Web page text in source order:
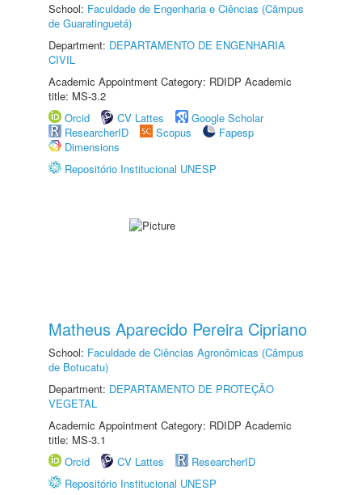
School: Faculdade de Engenharia e Ciências (Câmpus
de Guaratinguetá)
Department: DEPARTAMENTO DE ENGENHARIA
CIVIL
Academic Appointment Category: RDIDP Academic
title: MS-3.2
Orcid
CV Lattes
Google Scholar
ResearcherID
Scopus
Fapesp
Dimensions
Repositório Institucional UNESP
Matheus Aparecido Pereira Cipriano
School: Faculdade de Ciências Agronômicas (Câmpus
de Botucatu)
Department: DEPARTAMENTO DE PROTEÇÃO
VEGETAL
Academic Appointment Category: RDIDP Academic
title: MS-3.1
Orcid
CV Lattes
ResearcherID
Repositório Institucional UNESP